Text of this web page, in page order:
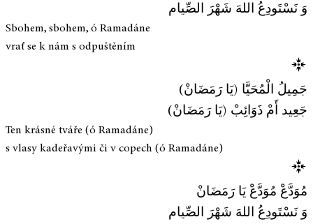
وَ نَسْتَودِعُ اللهَ شَهْرَ الصِّيام
Sbohem, sbohem, ó Ramadáne
vrať se k nám s odpuštěním
جَمِيلُ الْمُحَيَّا (يَا رَمَضَانْ)
جَعِيد أَمْ ذَوَائِبْ (يَا رَمَضَانْ)
Ten krásné tváře (ó Ramadáne)
s vlasy kadeřavými či v copech (ó Ramadáne)
مُوَدَّعْ مُوَدَّعْ يَا رَمَضَانْ
وَ نَسْتَودِعُ اللهَ شَهْرَ الصِّيام